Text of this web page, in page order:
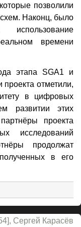
позволили
схем. Наконц, было
использование
времени
этапа SGA1 и
проекта отметили,
в цифровых
развитии этих
проекта
исследований
продолжат
в его
Сергей Карасёв